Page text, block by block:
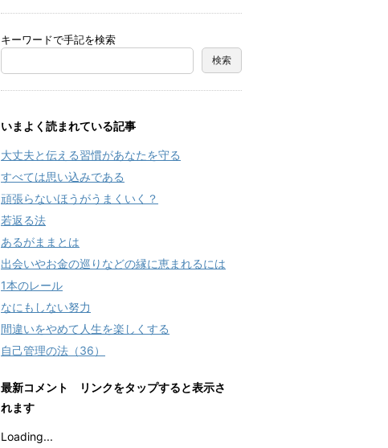
キーワードで手記を検索
いまよく読まれている記事
大丈夫と伝える習慣があなたを守る
すべては思い込みである
頑張らないほうがうまくいく？
若返る法
あるがままとは
出会いやお金の巡りなどの縁に恵まれるには
1本のレール
なにもしない努力
間違いをやめて人生を楽しくする
自己管理の法（36）
最新コメント リンクをタップすると表示さ
れます
Loading...